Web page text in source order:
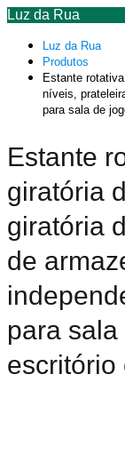
Luz da Rua
Luz da Rua
Produtos
Estante
níveis,
para sala de
Estante
giratória
giratória
de
para
escritório